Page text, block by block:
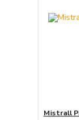
Mistrall